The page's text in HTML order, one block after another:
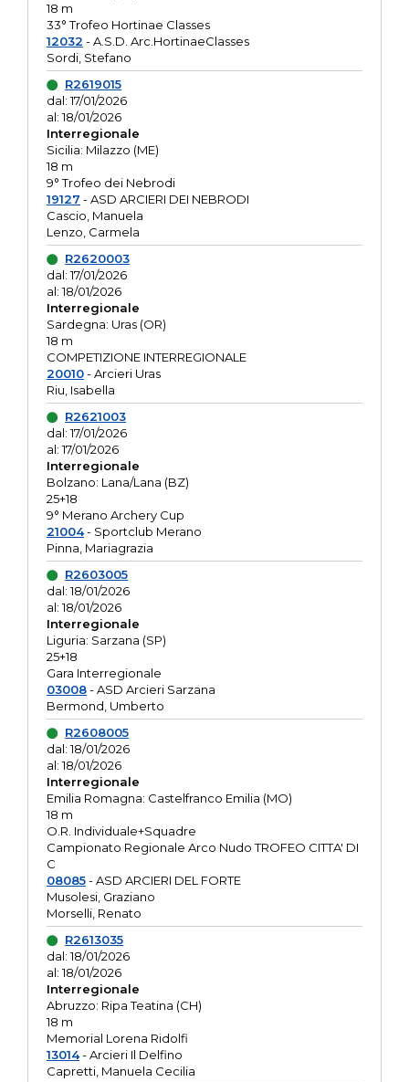
18 m
33° Trofeo Hortinae Classes
12032 - A.S.D. Arc.HortinaeClasses
Sordi, Stefano
R2619015
dal: 17/01/2026
al: 18/01/2026
Interregionale
Sicilia: Milazzo (ME)
18 m
9° Trofeo dei Nebrodi
19127 - ASD ARCIERI DEI NEBRODI
Cascio, Manuela
Lenzo, Carmela
R2620003
dal: 17/01/2026
al: 18/01/2026
Interregionale
Sardegna: Uras (OR)
18 m
COMPETIZIONE INTERREGIONALE
20010- Arcieri Uras
Riu, Isabella
R2621003
dal: 17/01/2026
al: 17/01/2026
Interregionale
Bolzano: Lana/Lana (BZ)
25+18
9° Merano Archery Cup
21004- Sportclub Merano
Pinna, Mariagrazia
R2603005
dal: 18/01/2026
al: 18/01/2026
Interregionale
Liguria: Sarzana (SP)
25+18
Gara Interregionale
03008- ASD Arcieri Sarzana
Bermond, Umberto
R2608005
dal: 18/01/2026
al: 18/01/2026
Interregionale
Emilia Romagna: Castelfranco Emilia (MO)
18 m
O.R. Individuale+Squadre
Campionato Regionale Arco Nudo TROFEO CITTA' DI
C
08085- ASD ARCIERI DEL FORTE
Musolesi, Graziano
Morselli, Renato
R2613035
dal: 18/01/2026
al: 18/01/2026
Interregionale
Abruzzo: Ripa Teatina (CH)
18 m
Memorial Lorena Ridolfi
13014- Arcieri Il Delfino
Capretti, Manuela Cecilia